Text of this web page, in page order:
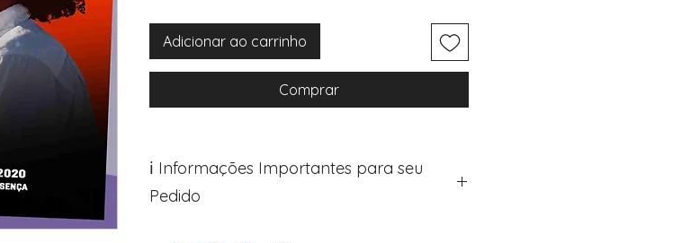
Adicionar ao carrinho
Comprar
ℹ️ Informações Importantes para seu
Pedido